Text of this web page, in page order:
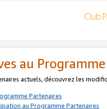
au
actuels, découvrez les
Partenaires
au Programme Partenaires